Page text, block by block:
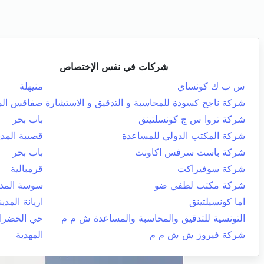
شركات في نفس الإختصاص
س ب ك كونساي
منيهلة
شركة ناجح كسودة للمحاسبة و التدقيق و الاستشارة صفاقس
شركة تروا س ج كونسلتينق
باب بحر
شركة المكتب الدولي للمساعدة
قصيبة
شركة باست سرفس اكاونت
باب بحر
شركة سوفيراكت
قرمبالية
شركة مكتب لطفي ضو
سوسة
اما كونسيلتينق
اريانة
التونسية للتدقيق والمحاسبة والمساعدة ش م م
حي
شركة فيروز ش ش م م
المهدية